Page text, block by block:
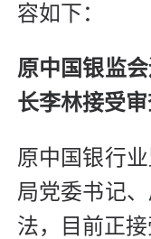
容如下：
原中国银监
长李林接受
原中国银行
局党委书记
法，目前正接